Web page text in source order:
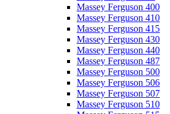
Massey Ferguson 400
Massey Ferguson 410
Massey Ferguson 415
Massey Ferguson 430
Massey Ferguson 440
Massey Ferguson 487
Massey Ferguson 500
Massey Ferguson 506
Massey Ferguson 507
Massey Ferguson 510